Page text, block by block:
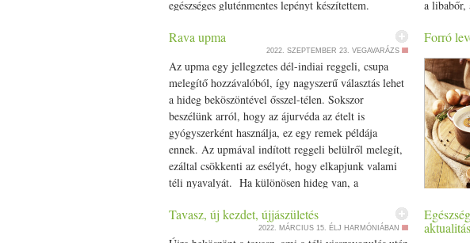
egészséges gluténmentes lepényt készítettem.
csésze rizsliszt 1 púpos csésze csicseriborsóliszt 3/­­4
csésze olívaolaj 1 csomag sütőpor só vegyesen
fűszerek ízlé szerint ( k urkuma, asafoetida (hing),
koriander, római kömény, gyömbér) Csinálhatod
olaszosra is ( bazsalikom, oregánó, feketebors,
kakukkfű, rozmaring) 1,5 - 2 bögre víz 1 púpos
csészebrokkoli1 púpos csésze édeskömény
Vegyszermentes (bio) alapanyagokat használj! Az
előkészítéshez mosd meg a brokkolit és az
édeskömény gumót és vágd kisebb darabokra. A
tálba, majd tedd hozzá az olajat és önts hozzá a vizet
fokozatosan. Annyi vizet tegyél hozzá, hogy a
Rava upma
2022. SZEPTEMBER 23. VEGAVARÁZS
Az upma egy jellegzetes dél-indiai reggeli, csupa
melegítő hozzávalóból, így nagyszerű választás lehet
a hideg beköszöntével ősszel-télen. Sokszor
beszélünk arról, hogy az ájurvéda az ételt is
gyógyszerként használja, ez egy remek példája
ennek. Az upmával indított reggeli belülről melegít,
ezáltal csökkenti az esélyét, hogy elkapjunk valami
téli nyavalyát. Ha különösen hideg van, a
bírja. Hozzávalók: 1 pohár búzadara 3 ek ghí vagy
olaj 2 kk fekete mustármag 2 kk római kömény 2 kk
Tavasz, új kezdet, újjászületés
2022. MÁRCIUS 15. ÉLJ HARMÓNIÁBAN
madarak
illatot.
nem
be a
megnő
szerelem
jobban
hogy
a libabőr,
kevés a
van és
el előlünk
kevés
hozzá a
nagyon
találkák,
majd
Forró
nagyobb